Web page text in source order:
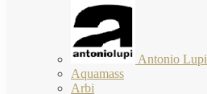
Antonio Lupi
Aquamass
Arbi